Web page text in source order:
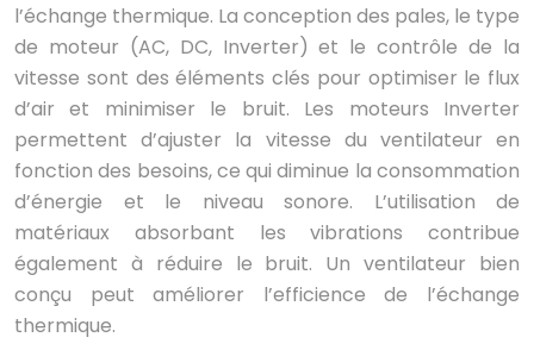
l’échange thermique. La conception des pales, le type
de moteur (AC, DC, Inverter) et le contrôle de la
vitesse sont des éléments clés pour optimiser le flux
d’air et minimiser le bruit. Les moteurs Inverter
permettent d’ajuster la vitesse du ventilateur en
fonction des besoins, ce qui diminue la consommation
d’énergie et le niveau sonore. L’utilisation de
matériaux absorbant les vibrations contribue
également à réduire le bruit. Un ventilateur bien
conçu peut améliorer l’efficience de l’échange
thermique.